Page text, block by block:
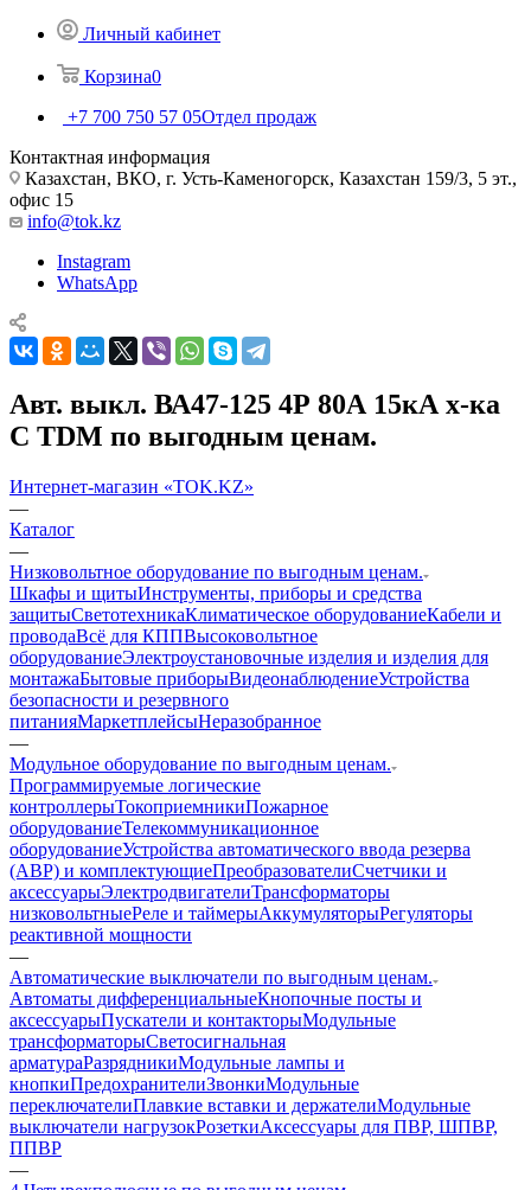
Личный кабинет
Корзина0
+7 700 750 57 05Отдел продаж
Контактная информация
Казахстан, ВКО, г. Усть-Каменогорск, Казахстан 159/3, 5 эт.,
офис 15
info@tok.kz
Instagram
WhatsApp
Авт. выкл. ВА47-125 4Р 80А 15кА х-ка
С TDM по выгодным ценам.
Интернет-магазин «TOK.KZ»
—
Каталог
—
Низковольтное оборудование по выгодным ценам.
Шкафы и щитыИнструменты, приборы и средства
защитыСветотехникаКлиматическое оборудованиеКабели и
проводаВсё для КППВысоковольтное
оборудованиеЭлектроустановочные изделия и изделия для
монтажаБытовые приборыВидеонаблюдениеУстройства
безопасности и резервного
питанияМаркетплейсыНеразобранное
—
Модульное оборудование по выгодным ценам.
Программируемые логические
контроллерыТокоприемникиПожарное
оборудованиеТелекоммуникационное
оборудованиеУстройства автоматического ввода резерва
(АВР) и комплектующиеПреобразователиСчетчики и
аксессуарыЭлектродвигателиТрансформаторы
низковольтныеРеле и таймерыАккумуляторыРегуляторы
реактивной мощности
—
Автоматические выключатели по выгодным ценам.
Автоматы дифференциальныеКнопочные посты и
аксессуарыПускатели и контакторыМодульные
трансформаторыСветосигнальная
арматураРазрядникиМодульные лампы и
кнопкиПредохранителиЗвонкиМодульные
переключателиПлавкие вставки и держателиМодульные
выключатели нагрузокРозеткиАксессуары для ПВР, ШПВР,
ППВР
—